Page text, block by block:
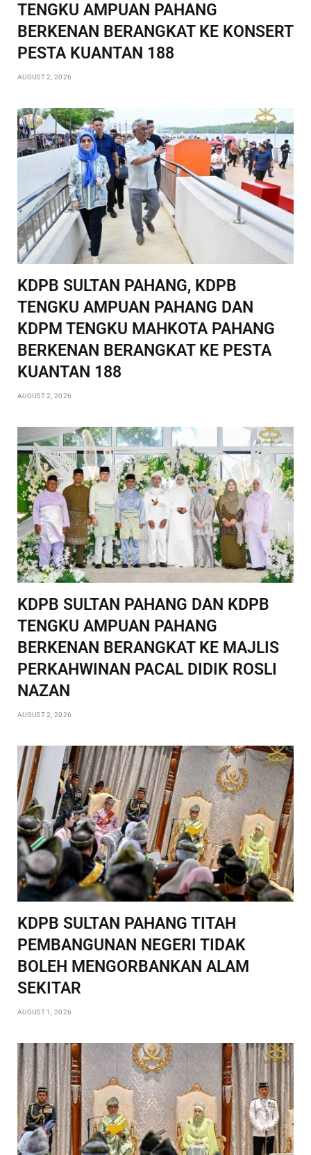
TENGKU AMPUAN PAHANG
BERKENAN BERANGKAT KE KONSERT
PESTA KUANTAN 188
AUGUST 2, 2026
KDPB SULTAN PAHANG, KDPB
TENGKU AMPUAN PAHANG DAN
KDPM TENGKU MAHKOTA PAHANG
BERKENAN BERANGKAT KE PESTA
KUANTAN 188
AUGUST 2, 2026
KDPB SULTAN PAHANG DAN KDPB
TENGKU AMPUAN PAHANG
BERKENAN BERANGKAT KE MAJLIS
PERKAHWINAN PACAL DIDIK ROSLI
NAZAN
AUGUST 2, 2026
KDPB SULTAN PAHANG TITAH
PEMBANGUNAN NEGERI TIDAK
BOLEH MENGORBANKAN ALAM
SEKITAR
AUGUST 1, 2026